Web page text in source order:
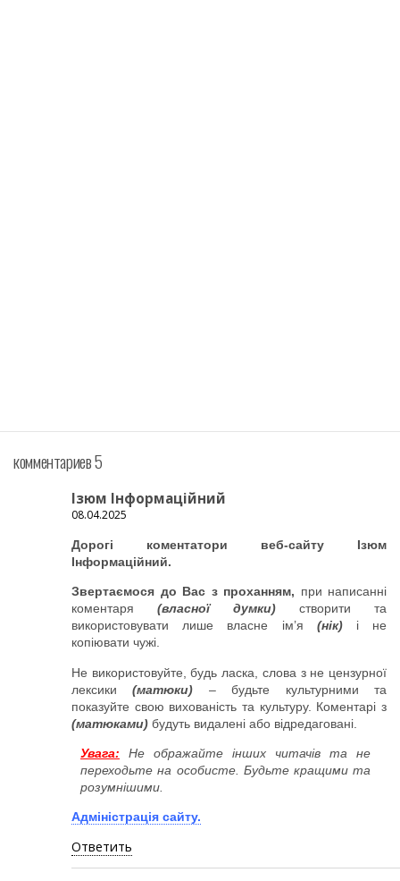
комментариев 5
Ізюм Інформаційний
08.04.2025
Дорогі коментатори веб-сайту Ізюм
Інформаційний.
Звертаємося до Вас з проханням, при написанні
коментаря (власної думки) створити та
використовувати лише власне ім’я (нік)і не
копіювати чужі.
Не використовуйте, будь ласка, слова з не цензурної
лексики(матюки) – будьте культурними та
показуйте свою вихованість та культуру. Коментарі з
(матюками) будуть видалені або відредаговані.
Увага: Не ображайте інших читачів та не
переходьте на особисте. Будьте кращими та
розумнішими.
Адміністрація сайту.
Ответить